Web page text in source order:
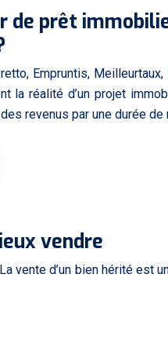
de prêt
Empruntis,
la réalité d’un projet
revenus par une durée de
vendre
d’un bien hérité est